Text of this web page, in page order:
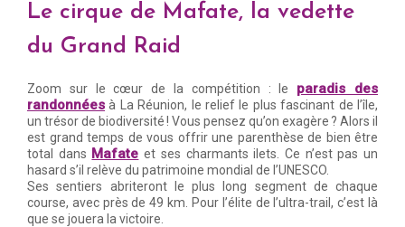
Le cirque de Mafate, la vedette
du Grand Raid
Zoom sur le cœur de la compétition : le paradis des
randonnées à La Réunion, le relief le plus fascinant de l’île,
un trésor de biodiversité ! Vous pensez qu’on exagère ? Alors il
est grand temps de vous offrir une parenthèse de bien être
total dans Mafate et ses charmants ilets. Ce n’est pas un
hasard s’il relève du patrimoine mondial de l’UNESCO.
Ses sentiers abriteront le plus long segment de chaque
course, avec près de 49 km. Pour l’élite de l’ultra-trail, c’est là
que se jouera la victoire.